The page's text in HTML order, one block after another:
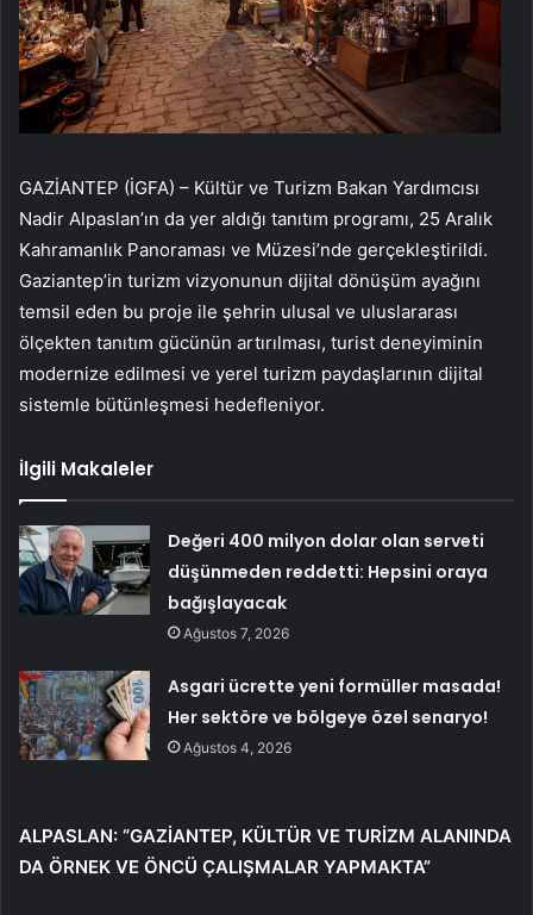
GAZİANTEP (İGFA) – Kültür ve Turizm Bakan Yardımcısı
Nadir Alpaslan’ın da yer aldığı tanıtım programı, 25 Aralık
Kahramanlık Panoraması ve Müzesi’nde gerçekleştirildi.
Gaziantep’in turizm vizyonunun dijital dönüşüm ayağını
temsil eden bu proje ile şehrin ulusal ve uluslararası
ölçekten tanıtım gücünün artırılması, turist deneyiminin
modernize edilmesi ve yerel turizm paydaşlarının dijital
sistemle bütünleşmesi hedefleniyor.
İlgili Makaleler
Değeri 400 milyon dolar olan serveti
düşünmeden reddetti: Hepsini oraya
bağışlayacak
Ağustos 7, 2026
Asgari ücrette yeni formüller masada!
Her sektöre ve bölgeye özel senaryo!
Ağustos 4, 2026
ALPASLAN: “GAZİANTEP, KÜLTÜR VE TURİZM ALANINDA
DA ÖRNEK VE ÖNCÜ ÇALIŞMALAR YAPMAKTA”